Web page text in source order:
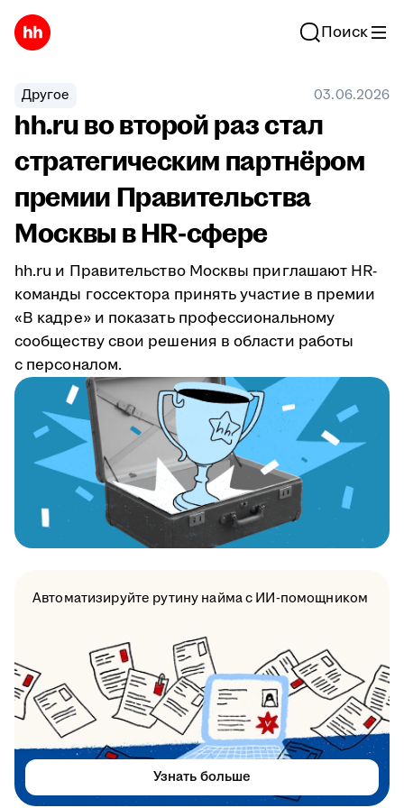
Поиск
Другое 03.06.2026
hh.ru во второй раз стал
стратегическим партнёром
премии Правительства
Москвы в HR-сфере
hh.ru и Правительство Москвы приглашают HR-
команды госсектора принять участие в премии
«В кадре» и показать профессиональному
сообществу свои решения в области работы
с персоналом.
Автоматизируйте рутину найма с ИИ-помощником
Узнать больше